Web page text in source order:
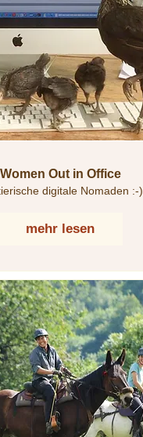
Women Out in Office
digitale Nomaden :-)
mehr lesen